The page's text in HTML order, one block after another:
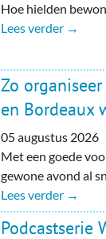
Hoe hielden
Lees verder →
Zo
en Bordeaux
05 augustus
Met een goede
gewone avond al
Lees verder →
Podcastserie